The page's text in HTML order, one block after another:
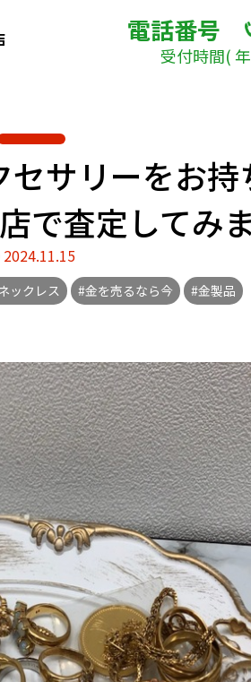
電話番号
受付時間(
サリーをお
で査定してみ
2024.11.15
ックレス #金を売るなら今 #金製品